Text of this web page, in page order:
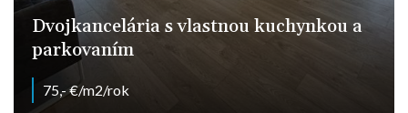
Dvojkancelária s vlastnou kuchynkou a
parkovaním
75,- €/m2/rok